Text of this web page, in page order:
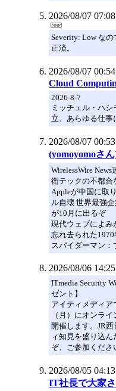
2026/08/07
Severity: Low な
正済。
2026/08/07
Cloud
2026-8-7
ミッチェル・ハ
立、あらゆる仕
2026/08/07
(yomoyomoさ
WirelessWire
衛テックの不都合
Appleが中国に取
ル自壊 世界最強
が10月に出るぞ
現代ウェブによみ
忘れ去られた
スパイダーマン：
2026/08/06
ITmedia Security
ゼント】
アイティメディア
（月）にオンラ
開催します。JR
ィ知見を盛り込
ぞ、ご参加くださ
2026/08/05
IT社長で大家